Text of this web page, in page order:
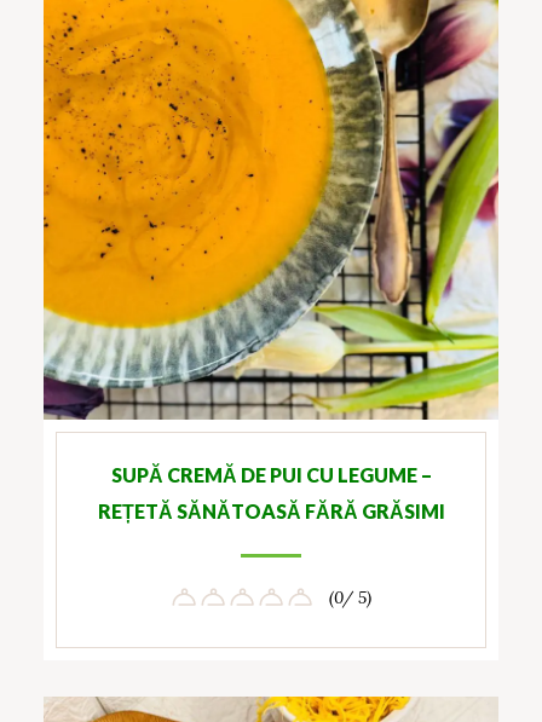
SUPĂ CREMĂ DE PUI CU LEGUME –
REȚETĂ SĂNĂTOASĂ FĂRĂ GRĂSIMI
(0/ 5)